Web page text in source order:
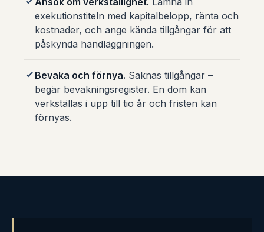
exekutionstiteln med kapitalbelopp, ränta och
kostnader, och ange kända tillgångar för att
påskynda handläggningen.
Bevaka och förnya. Saknas tillgångar –
begär bevakningsregister. En dom kan
verkställas i upp till tio år och fristen kan
förnyas.